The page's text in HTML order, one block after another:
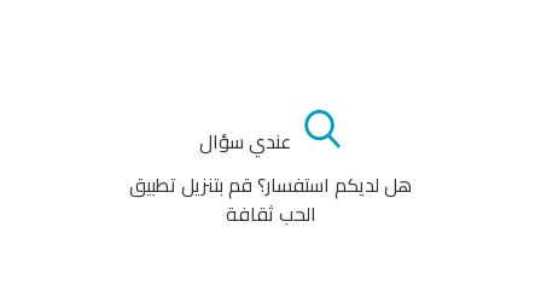
عندي سؤال
هل لديكم استفسار؟ قم بتنزيل تطبيق
الحب ثقافة